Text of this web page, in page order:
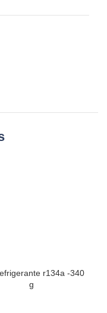
r134a -340
g